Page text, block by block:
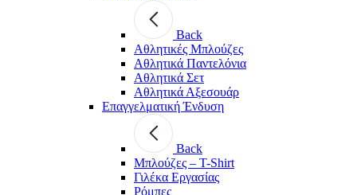
Back
Aθλητικές Μπλούζες
Αθλητικά Παντελόνια
Αθλητικά Σετ
Αθλητικά Αξεσουάρ
Επαγγελματική Ένδυση
Back
Μπλούζες – T-Shirt
Γιλέκα Εργασίας
Ρόμπες